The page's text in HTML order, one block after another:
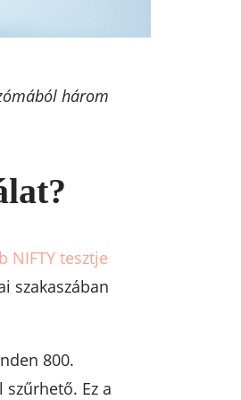
három
NIFTY tesztje
szakaszában
800.
Ez a